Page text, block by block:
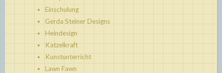
Einschulung
Gerda Steiner Designs
Heindesign
Katzelkraft
Kunstunterricht
Lawn Fawn